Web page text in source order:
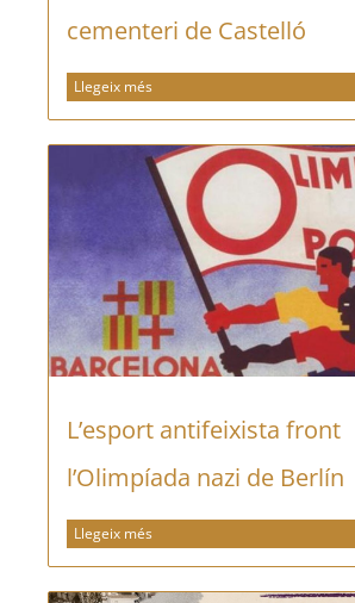
cementeri de Castelló
Llegeix més
L’esport antifeixista front
l’Olimpíada nazi de Berlín
Llegeix més